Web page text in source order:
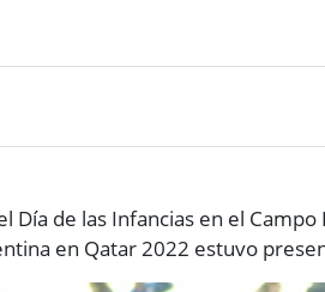
Día de las Infancias en el
en Qatar 2022 estuvo